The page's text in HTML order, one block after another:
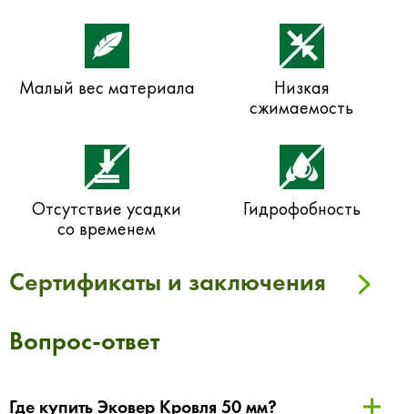
Малый вес материала
Низкая
сжимаемость
Отсутствие усадки
со временем
Гидрофобность
Сертификаты и заключения
Вопрос-ответ
Где купить Эковер Кровля 50 мм?